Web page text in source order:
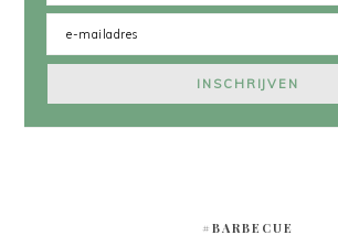
#BARBECUE